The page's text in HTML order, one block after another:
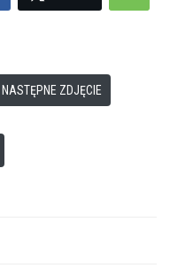
NASTĘPNE ZDJĘCIE